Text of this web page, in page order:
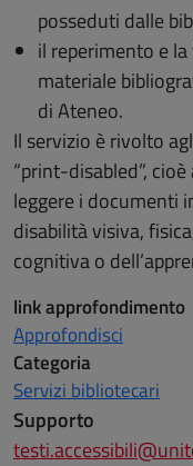
posseduti dalle
il reperimento e
materiale
di Ateneo.
Il servizio è rivolto
“print-disabled”,
leggere i documenti
disabilità visiva,
cognitiva o
link approfondimento
Approfondisci
Categoria
Servizi bibliotecari
Supporto